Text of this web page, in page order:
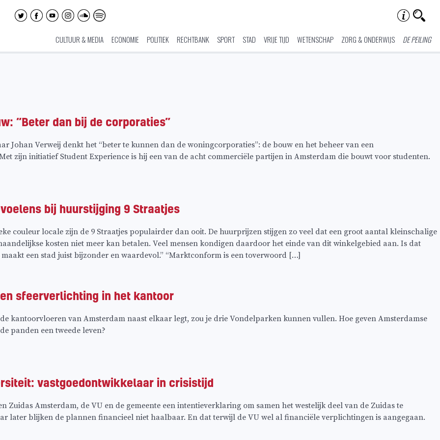
CULTUUR & MEDIA ECONOMIE POLITIEK RECHTBANK SPORT STAD VRIJE TIJD WETENSCHAP ZORG & ONDERWIJS DE PEILING
“Beter dan bij de corporaties”
Johan Verweij denkt het “beter te kunnen dan de woningcorporaties”: de bouw en het beheer van een
zijn initiatief Student Experience is hij een van de acht commerciële partijen in Amsterdam die bouwt voor studenten.
bij huurstijging 9 Straatjes
couleur locale zijn de 9 Straatjes populairder dan ooit. De huurprijzen stijgen zo veel dat een groot aantal kleinschalige
kosten niet meer kan betalen. Veel mensen kondigen daardoor het einde van dit winkelgebied aan. Is dat
een stad juist bijzonder en waardevol.” “Marktconform is een toverwoord […]
sfeerverlichting in het kantoor
kantoorvloeren van Amsterdam naast elkaar legt, zou je drie Vondelparken kunnen vullen. Hoe geven Amsterdamse
panden een tweede leven?
vastgoedontwikkelaar in crisistijd
Zuidas Amsterdam, de VU en de gemeente een intentieverklaring om samen het westelijk deel van de Zuidas te
later blijken de plannen financieel niet haalbaar. En dat terwijl de VU wel al financiële verplichtingen is aangegaan.